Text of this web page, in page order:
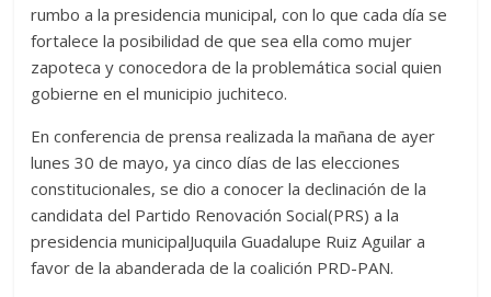
rumbo a la presidencia municipal, con lo que cada día se
fortalece la posibilidad de que sea ella como mujer
zapoteca y conocedora de la problemática social quien
gobierne en el municipio juchiteco.
En conferencia de prensa realizada la mañana de ayer
lunes 30 de mayo, ya cinco días de las elecciones
constitucionales, se dio a conocer la declinación de la
candidata del Partido Renovación Social(PRS) a la
presidencia municipalJuquila Guadalupe Ruiz Aguilar a
favor de la abanderada de la coalición PRD-PAN.